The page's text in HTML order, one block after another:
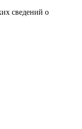
сведений о